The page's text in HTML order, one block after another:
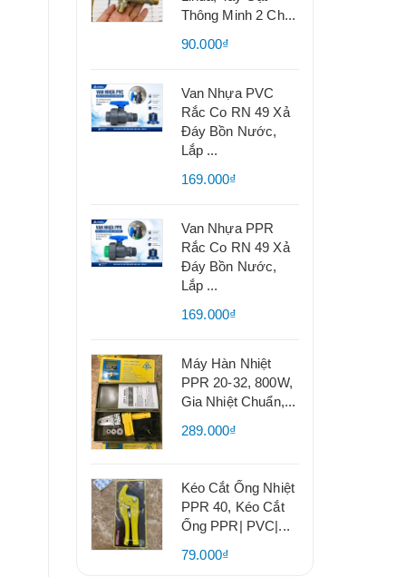
Thông Minh 2 Ch...
90.000₫
Van Nhựa PVC
Rắc Co RN 49 Xả
Đáy Bồn Nước,
Lắp ...
169.000₫
Van Nhựa PPR
Rắc Co RN 49 Xả
Đáy Bồn Nước,
Lắp ...
169.000₫
Máy Hàn Nhiệt
PPR 20-32, 800W,
Gia Nhiệt Chuẩn,...
289.000₫
Kéo Cắt Ống Nhiệt
PPR 40, Kéo Cắt
Ống PPR| PVC|...
79.000₫